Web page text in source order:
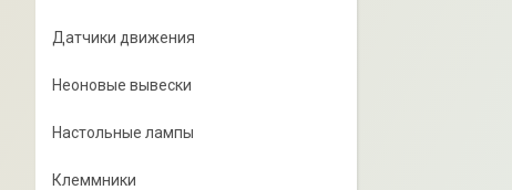
Датчики движения
Неоновые вывески
Настольные лампы
Клеммники